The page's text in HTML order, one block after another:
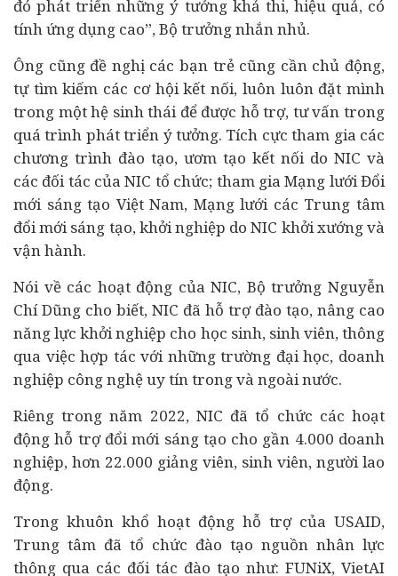
đó phát triển những ý tưởng khả thi, hiệu quả, có
tính ứng dụng cao”, Bộ trưởng nhắn nhủ.
Ông cũng đề nghị các bạn trẻ cũng cần chủ động,
tự tìm kiếm các cơ hội kết nối, luôn luôn đặt mình
trong một hệ sinh thái để được hỗ trợ, tư vấn trong
quá trình phát triển ý tưởng. Tích cực tham gia các
chương trình đào tạo, ươm tạo kết nối do NIC và
các đối tác của NIC tổ chức; tham gia Mạng lưới Đổi
mới sáng tạo Việt Nam, Mạng lưới các Trung tâm
đổi mới sáng tạo, khởi nghiệp do NIC khởi xướng và
vận hành.
Nói về các hoạt động của NIC, Bộ trưởng Nguyễn
Chí Dũng cho biết, NIC đã hỗ trợ đào tạo, nâng cao
năng lực khởi nghiệp cho học sinh, sinh viên, thông
qua việc hợp tác với những trường đại học, doanh
nghiệp công nghệ uy tín trong và ngoài nước.
Riêng trong năm 2022, NIC đã tổ chức các hoạt
động hỗ trợ đổi mới sáng tạo cho gần 4.000 doanh
nghiệp, hơn 22.000 giảng viên, sinh viên, người lao
động.
Trong khuôn khổ hoạt động hỗ trợ của USAID,
Trung tâm đã tổ chức đào tạo nguồn nhân lực
thông qua các đối tác đào tạo như: FUNiX, VietAI